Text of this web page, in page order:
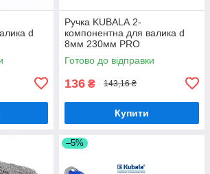
d
Ручка KUBALА 2-
компонентна для валика d
8мм 230мм PRO
Готово до відправки
136 ₴ 143,16 ₴
Купити
–5%